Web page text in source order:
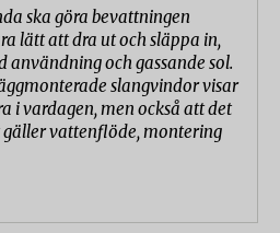
ska göra bevattningen
lätt att dra ut och släppa in,
användning och gassande sol.
slangvindor visar
i vardagen, men också att det
vattenflöde, montering